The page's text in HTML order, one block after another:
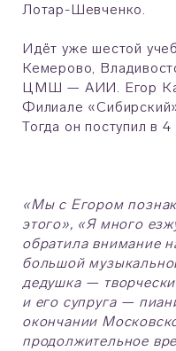
Лотар-Шевченко.
Идёт уже шестой
Кемерово,
ЦМШ — АИИ. Егор
Филиале
Тогда он поступил в 4
«Мы с Егором
этого», «Я много
обратила внимание
большой
дедушка —
и его супруга —
окончании
продолжительное